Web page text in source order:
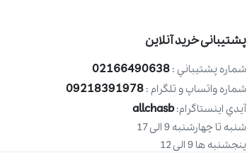
پشتیبانی خرید آنلاین
شماره پشتيباني :02166490638
شماره واتساپ و تلگرام :09218391978
آيدي اينستاگرام:allchasb
شنبه تا چهارشنبه 9 الی 17
پنجشنبه ها 9 الی 12